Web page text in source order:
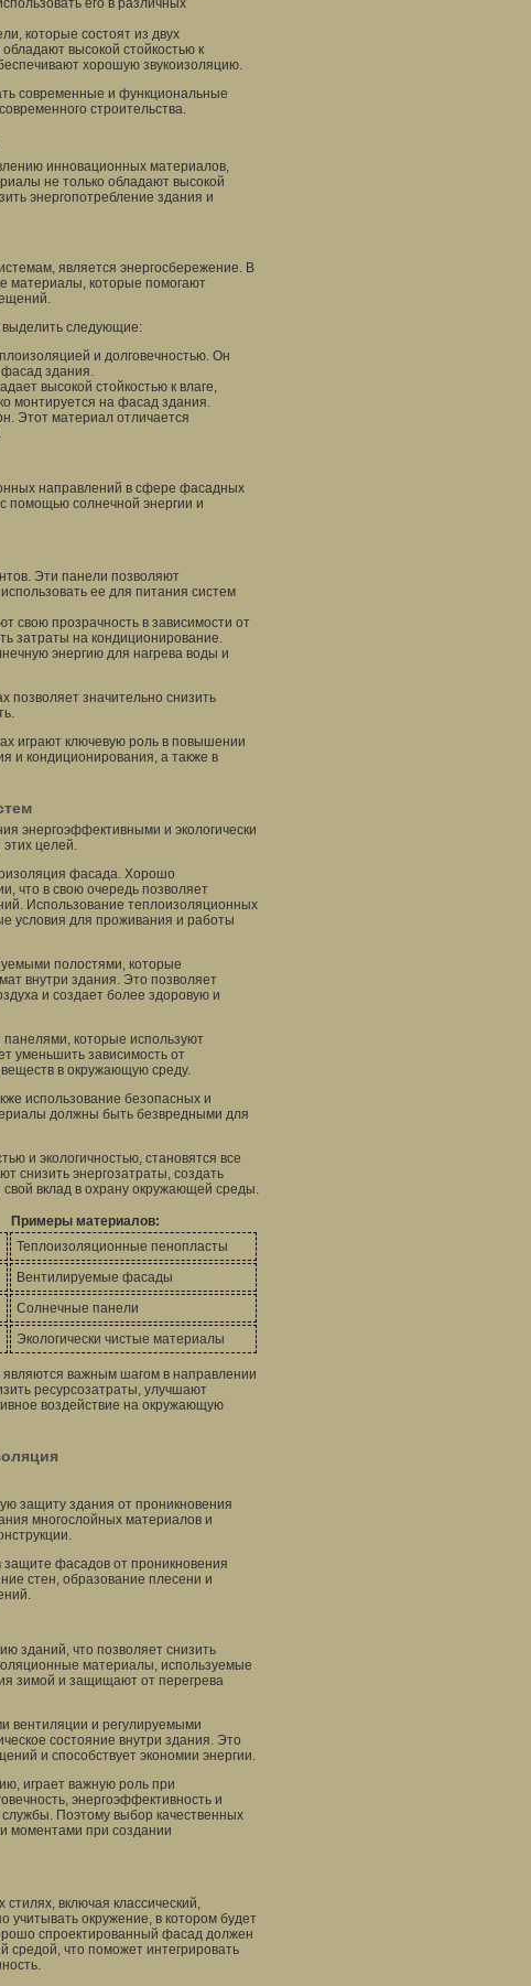
его в различных
которые состоят из двух
высокой стойкостью к
хорошую звукоизоляцию.
современные и функциональные
строительства.
инновационных материалов,
не только обладают высокой
энергопотребление здания и
является энергосбережение. В
материалы, которые помогают
следующие:
и долговечностью. Он
фасад здания.
высокой стойкостью к влаге,
монтируется на фасад здания.
Этот материал отличается
направлений в сфере фасадных
помощью солнечной энергии и
Эти панели позволяют
ее для питания систем
свою прозрачность в зависимости от
затраты на кондиционирование.
энергию для нагрева воды и
позволяет значительно снизить
играют ключевую роль в повышении
и кондиционирования, а также в
энергоэффективными и экологически
целей.
фасада. Хорошо
что в свою очередь позволяет
Использование теплоизоляционных
условия для проживания и работы
полостями, которые
внутри здания. Это позволяет
и создает более здоровую и
которые используют
уменьшить зависимость от
в окружающую среду.
использование безопасных и
должны быть безвредными для
и экологичностью, становятся все
снизить энергозатраты, создать
вклад в охрану окружающей среды.
Примеры материалов:
Теплоизоляционные пенопласты
Вентилируемые фасады
Солнечные панели
Экологически чистые материалы
важным шагом в направлении
ресурсозатраты, улучшают
воздействие на окружающую
защиту здания от проникновения
многослойных материалов и
фасадов от проникновения
стен, образование плесени и
зданий, что позволяет снизить
материалы, используемые
зимой и защищают от перегрева
вентиляции и регулируемыми
состояние внутри здания. Это
и способствует экономии энергии.
играет важную роль при
энергоэффективность и
службы. Поэтому выбор качественных
моментами при создании
включая классический,
окружение, в котором будет
спроектированный фасад должен
средой, что поможет интегрировать